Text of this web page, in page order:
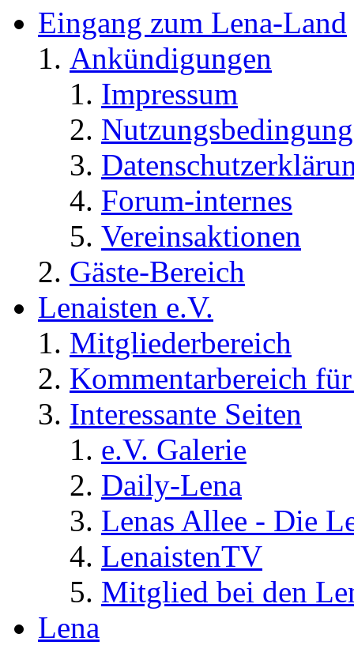
Eingang zum Lena-Land
Ankündigungen
Impressum
Forum-internes
Vereinsaktionen
Gäste-Bereich
Lenaisten e.V.
Mitgliederbereich
Kommentarbereich
Interessante Seiten
e.V. Galerie
Daily-Lena
Lenas Allee - Die
LenaistenTV
Mitglied bei den
Lena